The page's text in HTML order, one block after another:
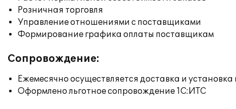
Розничная торговля
Управление отношениями с поставщиками
Формирование графика оплаты поставщикам
Сопровождение:
Ежемесячно осуществляется доставка и
Оформлено льготное сопровождение 1С:ИТС